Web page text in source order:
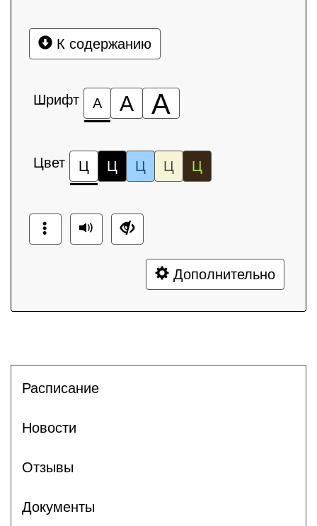
К содержанию
Шрифт А А А
Цвет Ц Ц Ц Ц Ц
Дополнительно
Расписание
Новости
Отзывы
Документы